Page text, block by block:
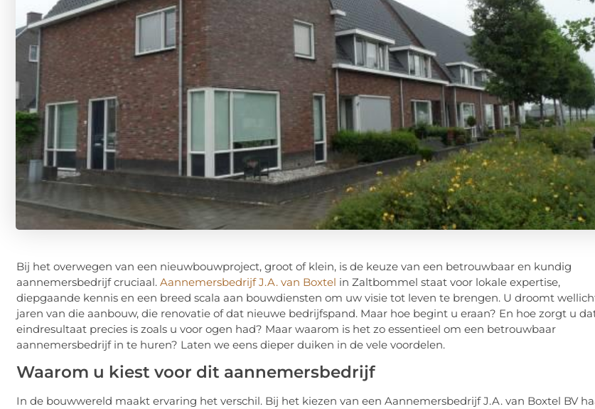
Bij het overwegen van een nieuwbouwproject, groot of klein, is de keuze van een betrouwbaar en kundig
aannemersbedrijf cruciaal. Aannemersbedrijf J.A. van Boxtel in Zaltbommel staat voor lokale expertise,
diepgaande kennis en een breed scala aan bouwdiensten om uw visie tot leven te brengen. U droomt
jaren van die aanbouw, die renovatie of dat nieuwe bedrijfspand. Maar hoe begint u eraan? En hoe zorgt u
eindresultaat precies is zoals u voor ogen had? Maar waarom is het zo essentieel om een betrouwbaar
aannemersbedrijf in te huren? Laten we eens dieper duiken in de vele voordelen.
Waarom u kiest voor dit aannemersbedrijf
In de bouwwereld maakt ervaring het verschil. Bij het kiezen van een Aannemersbedrijf J.A. van Boxtel BV